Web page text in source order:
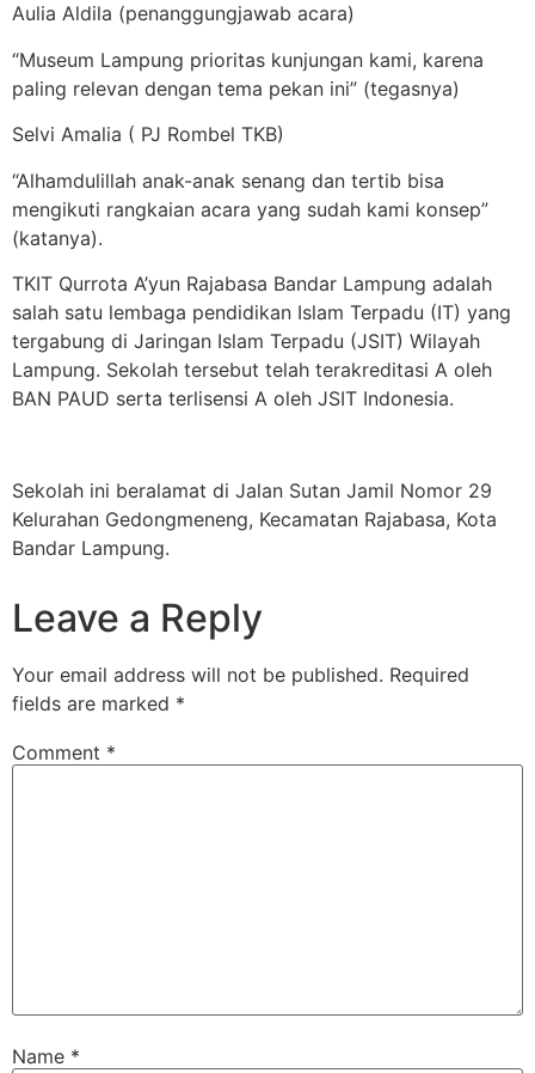
Aulia Aldila (penanggungjawab acara)
“Museum Lampung prioritas kunjungan kami, karena
paling relevan dengan tema pekan ini” (tegasnya)
Selvi Amalia ( PJ Rombel TKB)
“Alhamdulillah anak-anak senang dan tertib bisa
mengikuti rangkaian acara yang sudah kami konsep”
(katanya).
TKIT Qurrota A’yun Rajabasa Bandar Lampung adalah
salah satu lembaga pendidikan Islam Terpadu (IT) yang
tergabung di Jaringan Islam Terpadu (JSIT) Wilayah
Lampung. Sekolah tersebut telah terakreditasi A oleh
BAN PAUD serta terlisensi A oleh JSIT Indonesia.
Sekolah ini beralamat di Jalan Sutan Jamil Nomor 29
Kelurahan Gedongmeneng, Kecamatan Rajabasa, Kota
Bandar Lampung.
Leave a Reply
Your email address will not be published. Required
fields are marked *
Comment *
Name *